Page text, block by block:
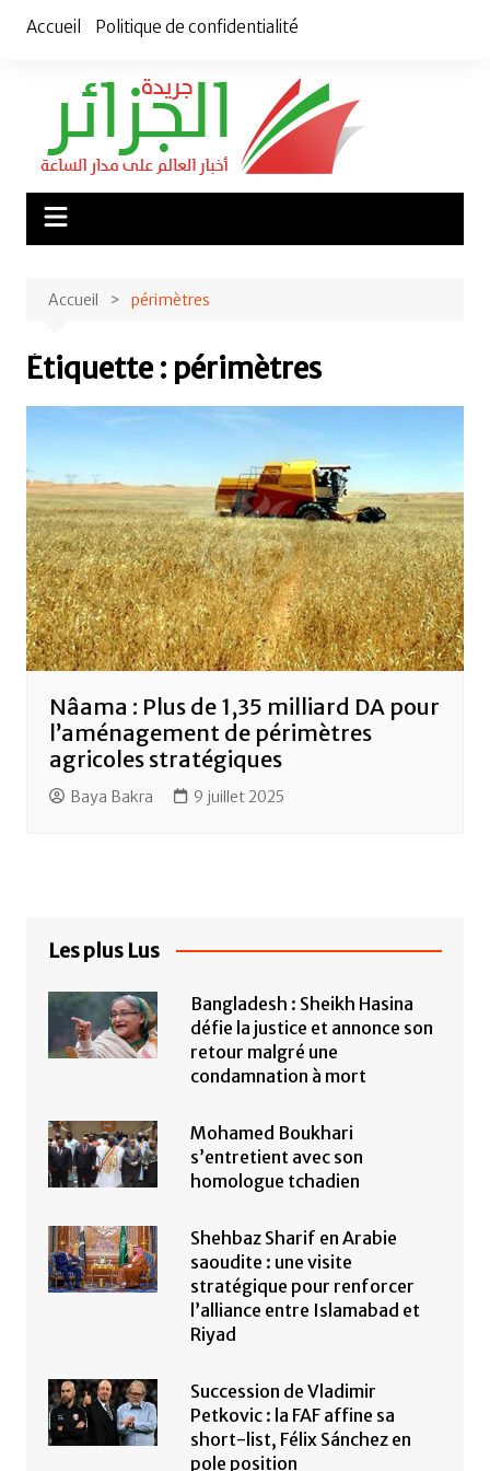
Accueil Politique de confidentialité
Accueil périmètres
Étiquette : périmètres
Nâama : Plus de 1,35 milliard DA pour
l’aménagement de périmètres
agricoles stratégiques
Baya Bakra 9 juillet 2025
Les plus Lus
Bangladesh : Sheikh Hasina
défie la justice et annonce son
retour malgré une
condamnation à mort
Mohamed Boukhari
s’entretient avec son
homologue tchadien
Shehbaz Sharif en Arabie
saoudite : une visite
stratégique pour renforcer
l’alliance entre Islamabad et
Riyad
Succession de Vladimir
Petkovic : la FAF affine sa
short-list, Félix Sánchez en
pole position